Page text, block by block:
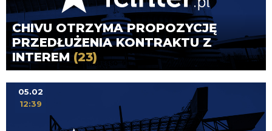
CHIVU OTRZYMA PROPOZYCJĘ
PRZEDŁUŻENIA KONTRAKTU Z
INTEREM (23)
05.02
12:39